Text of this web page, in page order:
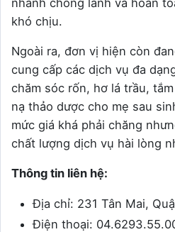
khó chịu.
Ngoài ra, đơn vị hiện còn
cung cấp các dịch vụ đa
chăm sóc rốn, hơ lá trầu,
nạ thảo dược cho mẹ sau
mức giá khá phải chăng
chất lượng dịch vụ hài lòng
Thông tin liên hệ:
Địa chỉ: 231 Tân Mai,
Điện thoại: